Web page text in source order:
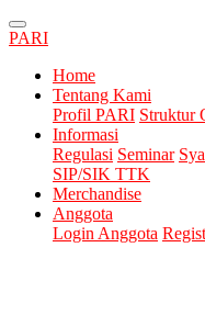
PARI
Home
Tentang Kami
Profil PARI Struktur
Informasi
Regulasi Seminar
SIP/SIK TTK
Merchandise
Anggota
Login Anggota